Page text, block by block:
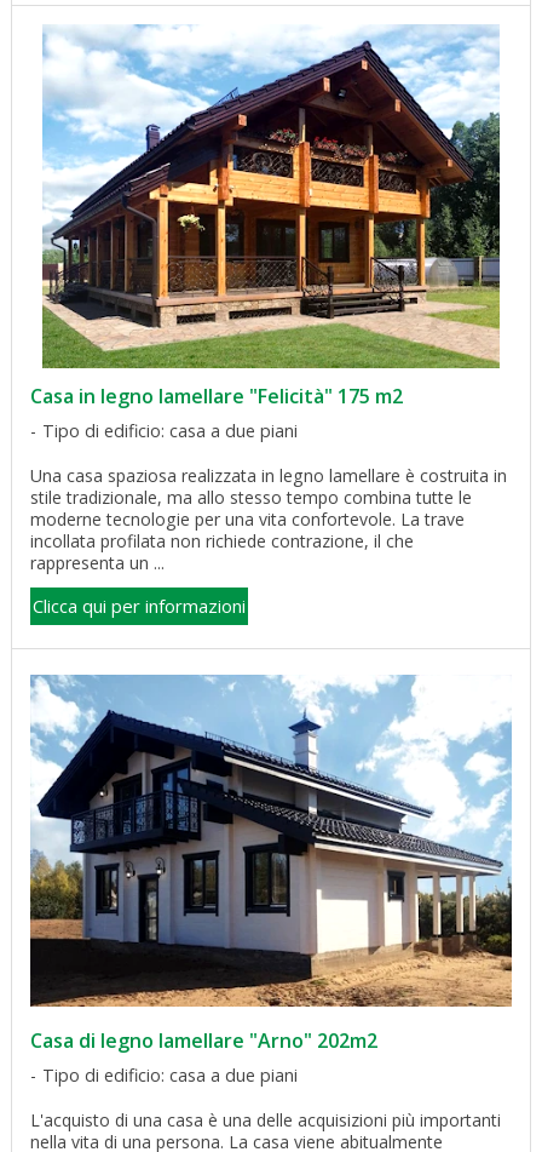
Casa in legno lamellare "Felicità" 175 m2
Tipo di edificio: casa a due piani
Una casa spaziosa realizzata in legno lamellare è costruita in
stile tradizionale, ma allo stesso tempo combina tutte le
moderne tecnologie per una vita confortevole. La trave
incollata profilata non richiede contrazione, il che
rappresenta un ...
Clicca qui per informazioni
Casa di legno lamellare "Arno" 202m2
Tipo di edificio: casa a due piani
L'acquisto di una casa è una delle acquisizioni più importanti
nella vita di una persona. La casa viene abitualmente